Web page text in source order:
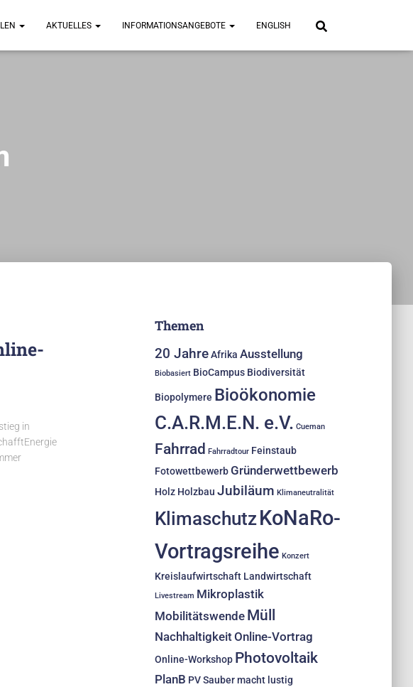
AKTUELLES INFORMATIONSANGEBOTE ENGLISH
in
Themen
20 Jahre Afrika Ausstellung
Biobasiert BioCampus Biodiversität
Biopolymere Bioökonomie
C.A.R.M.E.N. e.V. Cueman
Fahrrad Fahrradtour Feinstaub
Fotowettbewerb Gründerwettbewerb
Holz Holzbau Jubiläum Klimaneutralität
KlimaschutzKoNaRo-
Vortragsreihe Konzert
Kreislaufwirtschaft Landwirtschaft
Livestream Mikroplastik
Mobilitätswende Müll
NachhaltigkeitOnline-Vortrag
Online-Workshop Photovoltaik
PlanB PV Sauber macht lustig